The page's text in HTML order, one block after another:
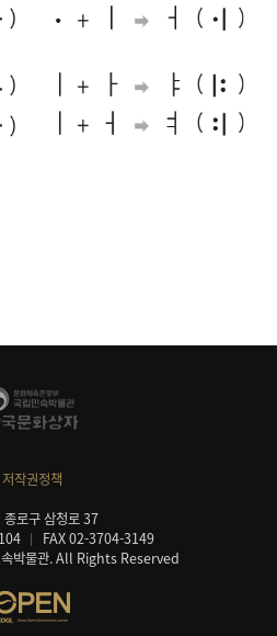
저작권정책
종로구 삼청로 37
FAX 02-3704-3149
박물관. All Rights Reserved